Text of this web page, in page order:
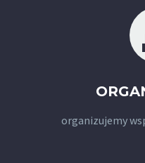
organizujemy